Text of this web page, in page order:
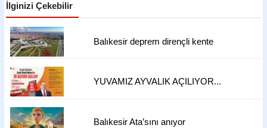
İlginizi Çekebilir
Balıkesir deprem dirençli kente
YUVAMIZ AYVALIK AÇILIYOR...
Balıkesir Ata’sını anıyor